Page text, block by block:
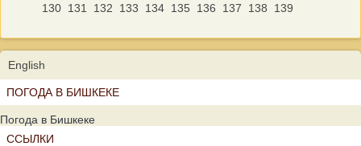
130 131 132 133 134 135 136 137 138 139
English
ПОГОДА В БИШКЕКЕ
Погода в Бишкеке
ССЫЛКИ